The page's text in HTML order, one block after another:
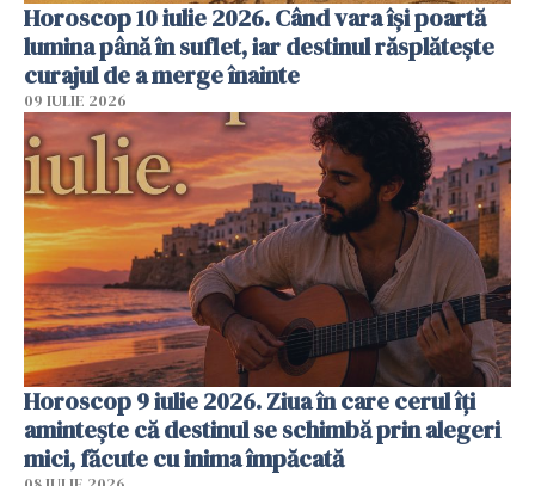
Horoscop 10 iulie 2026. Când vara își poartă
lumina până în suflet, iar destinul răsplătește
curajul de a merge înainte
09 IULIE 2026
Horoscop 9 iulie 2026. Ziua în care cerul îți
amintește că destinul se schimbă prin alegeri
mici, făcute cu inima împăcată